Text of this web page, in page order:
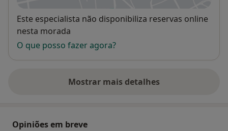
Disponibilidade
Este especialista não disponibiliza reservas online
nesta morada
O que posso fazer agora?
Mostrar mais detalhes
sobre o endereço
Opiniões em breve